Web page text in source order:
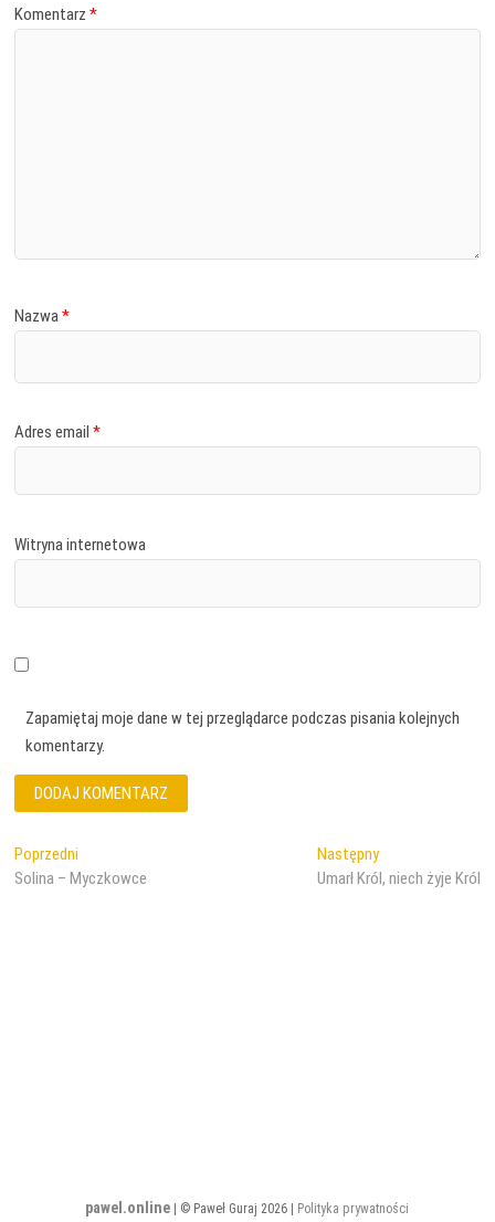
Komentarz*
Nazwa*
Adres email*
Witryna internetowa
Zapamiętaj moje dane w tej przeglądarce podczas pisania kolejnych
komentarzy.
Nawigacja
wpisu
Poprzedni
wpis:
Solina – Myczkowce
NastępnyNastępny
wpis:
Umarł Król, niech żyje Król
pawel.online | © Paweł Guraj 2026 | Polityka prywatności